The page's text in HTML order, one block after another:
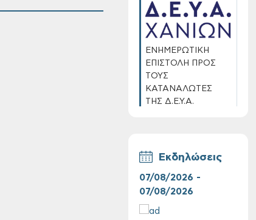
ΕΝΗΜΕΡΩΤΙΚΗ
ΕΠΙΣΤΟΛΗ ΠΡΟΣ
ΤΟΥΣ
ΚΑΤΑΝΑΛΩΤΕΣ
ΤΗΣ Δ.Ε.Υ.Α.
Εκδηλώσεις
07/08/2026 -
07/08/2026